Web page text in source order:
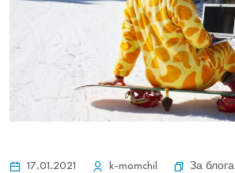
17.01.2021 k-momchil За блога